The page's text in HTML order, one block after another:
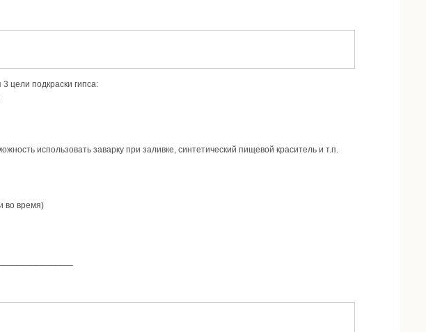
цели подкраски гипса:
использовать заварку при заливке, синтетический пищевой краситель и т.п.
во время)